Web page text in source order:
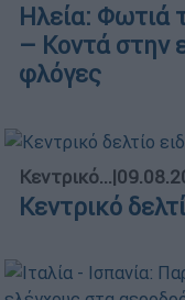
Ηλεία: Φωτιά
– Κοντά στην
φλόγες
Κεντρικό...|
Κεντρικό